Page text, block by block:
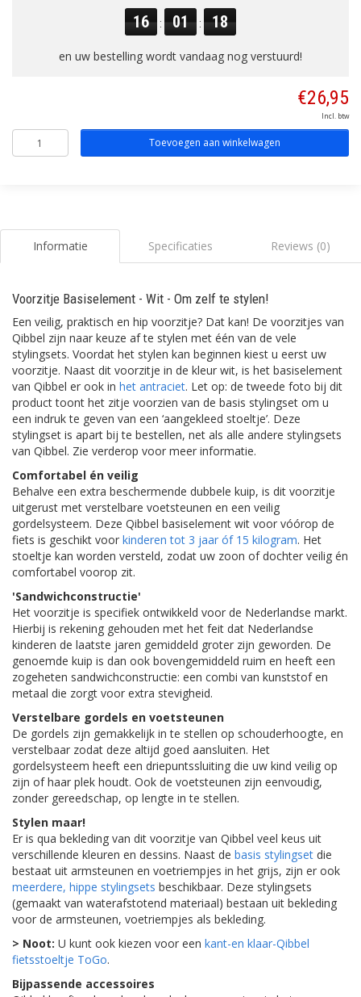
16 : 01 : 18
en uw bestelling wordt vandaag nog verstuurd!
€26,95
Incl. btw
Toevoegen aan winkelwagen
Informatie Specificaties Reviews (0)
Voorzitje Basiselement - Wit - Om zelf te stylen!
Een veilig, praktisch en hip voorzitje? Dat kan! De voorzitjes van
Qibbel zijn naar keuze af te stylen met één van de vele
stylingsets. Voordat het stylen kan beginnen kiest u eerst uw
voorzitje. Naast dit voorzitje in de kleur wit, is het basiselement
van Qibbel er ook in het antraciet. Let op: de tweede foto bij dit
product toont het zitje voorzien van de basis stylingset om u
een indruk te geven van een ‘aangekleed stoeltje’. Deze
stylingset is apart bij te bestellen, net als alle andere stylingsets
van Qibbel. Zie verderop voor meer informatie.
Comfortabel én veilig
Behalve een extra beschermende dubbele kuip, is dit voorzitje
uitgerust met verstelbare voetsteunen en een veilig
gordelsysteem. Deze Qibbel basiselement wit voor vóórop de
fiets is geschikt voor kinderen tot 3 jaar óf 15 kilogram. Het
stoeltje kan worden versteld, zodat uw zoon of dochter veilig én
comfortabel voorop zit.
'Sandwichconstructie'
Het voorzitje is specifiek ontwikkeld voor de Nederlandse markt.
Hierbij is rekening gehouden met het feit dat Nederlandse
kinderen de laatste jaren gemiddeld groter zijn geworden. De
genoemde kuip is dan ook bovengemiddeld ruim en heeft een
zogeheten sandwichconstructie: een combi van kunststof en
metaal die zorgt voor extra stevigheid.
Verstelbare gordels en voetsteunen
De gordels zijn gemakkelijk in te stellen op schouderhoogte, en
verstelbaar zodat deze altijd goed aansluiten. Het
gordelsysteem heeft een driepuntssluiting die uw kind veilig op
zijn of haar plek houdt. Ook de voetsteunen zijn eenvoudig,
zonder gereedschap, op lengte in te stellen.
Stylen maar!
Er is qua bekleding van dit voorzitje van Qibbel veel keus uit
verschillende kleuren en dessins. Naast de basis stylingset die
bestaat uit armsteunen en voetriempjes in het grijs, zijn er ook
meerdere, hippe stylingsets beschikbaar. Deze stylingsets
(gemaakt van waterafstotend materiaal) bestaan uit bekleding
voor de armsteunen, voetriempjes als bekleding.
> Noot: U kunt ook kiezen voor een kant-en klaar-Qibbel
fietsstoeltje ToGo.
Bijpassende accessoires